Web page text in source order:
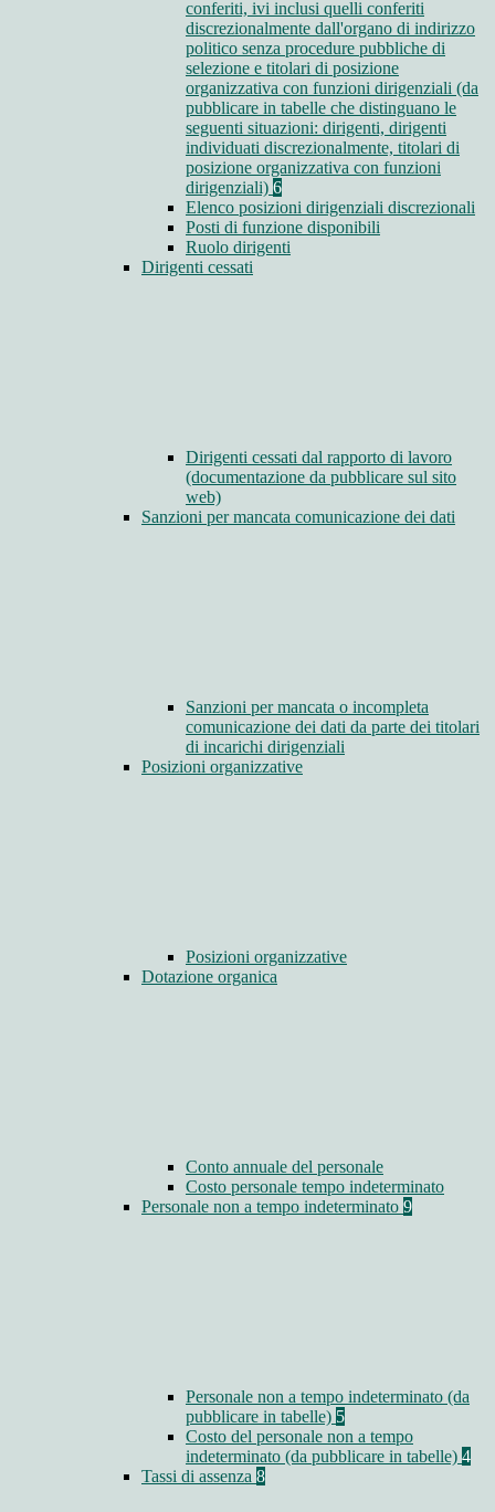
conferiti, ivi inclusi quelli conferiti
discrezionalmente dall'organo di indirizzo
politico senza procedure pubbliche di
selezione e titolari di posizione
organizzativa con funzioni dirigenziali (da
pubblicare in tabelle che distinguano le
seguenti situazioni: dirigenti, dirigenti
individuati discrezionalmente, titolari di
posizione organizzativa con funzioni
dirigenziali) 6
Elenco posizioni dirigenziali discrezionali
Posti di funzione disponibili
Ruolo dirigenti
Dirigenti cessati
Dirigenti cessati dal rapporto di lavoro
(documentazione da pubblicare sul sito
web)
Sanzioni per mancata comunicazione dei dati
Sanzioni per mancata o incompleta
comunicazione dei dati da parte dei titolari
di incarichi dirigenziali
Posizioni organizzative
Posizioni organizzative
Dotazione organica
Conto annuale del personale
Costo personale tempo indeterminato
Personale non a tempo indeterminato 9
Personale non a tempo indeterminato (da
pubblicare in tabelle) 5
Costo del personale non a tempo
indeterminato (da pubblicare in tabelle) 4
Tassi di assenza 8